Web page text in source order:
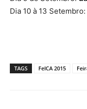
Dia 10 à 13 Setembro:
TAGS FeICA 2015